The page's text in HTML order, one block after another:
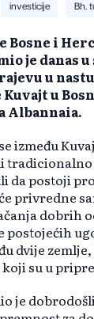
investicije Bh.
Bosne i
je danas
u
Kuvajt u
Albannaia.
između
da postoji
privredne
dobrih
postojećih
dvije
su u
je